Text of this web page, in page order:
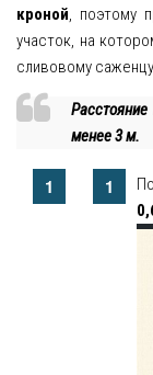
кроной, поэтому
участок, на
сливовому
менее 3 м.